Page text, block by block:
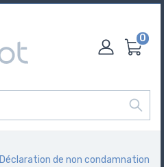
0
Déclaration de non condamnation